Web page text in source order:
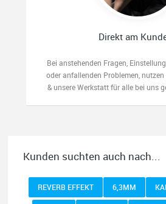
Direkt am
Bei anstehenden Fragen,
oder anfallenden Problemen, nutzen
& unsere Werkstatt für alle bei uns
Kunden suchten auch nach...
REVERB EFFEKT 6,3MM